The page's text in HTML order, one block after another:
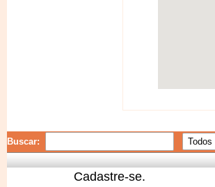
Buscar:
Cadastre-se.